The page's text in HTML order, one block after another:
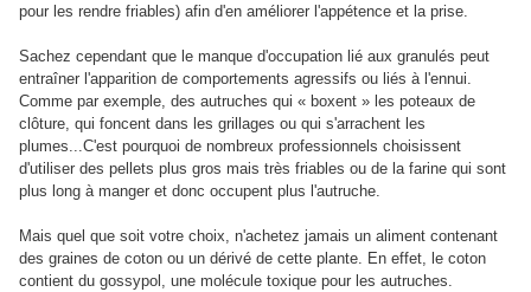
pour les rendre friables) afin d'en améliorer l'appétence et la prise.
Sachez cependant que le manque d'occupation lié aux granulés peut
entraîner l'apparition de comportements agressifs ou liés à l'ennui.
Comme par exemple, des autruches qui « boxent » les poteaux de
clôture, qui foncent dans les grillages ou qui s'arrachent les
plumes...C'est pourquoi de nombreux professionnels choisissent
d'utiliser des pellets plus gros mais très friables ou de la farine qui sont
plus long à manger et donc occupent plus l'autruche.
Mais quel que soit votre choix, n'achetez jamais un aliment contenant
des graines de coton ou un dérivé de cette plante. En effet, le coton
contient du gossypol, une molécule toxique pour les autruches.